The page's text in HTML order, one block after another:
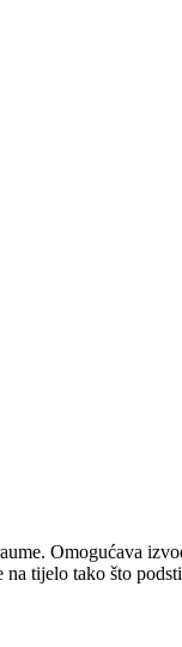
Omogućava
tijelo tako što